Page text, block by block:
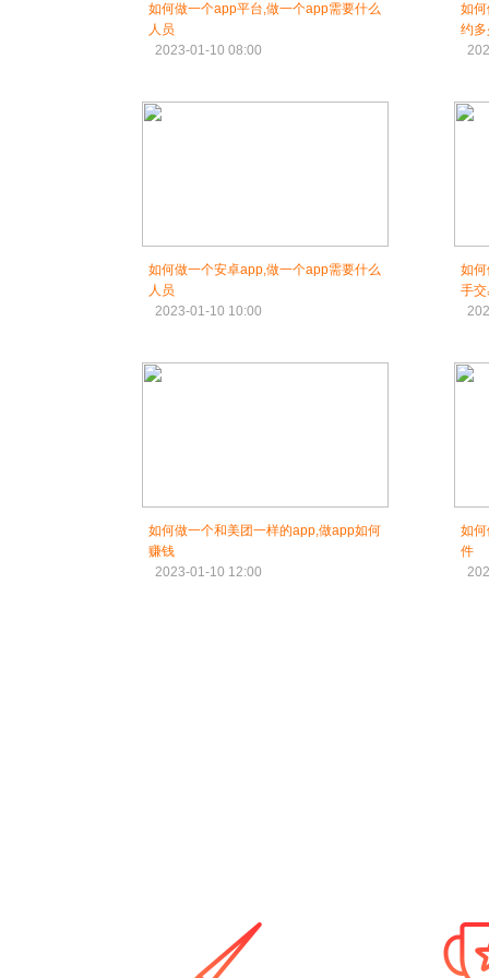
如何做一个app平台,做一个app需要什么
人员
2023-01-10 08:00
如
约
如何做一个安卓app,做一个app需要什么
人员
2023-01-10 10:00
如
手
如何做一个和美团一样的app,做app如何
赚钱
2023-01-10 12:00
如
件